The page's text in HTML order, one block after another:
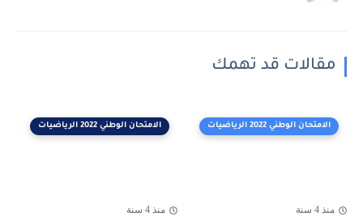
مقالات قد تهمك
الامتحان الوطني 2022 الرياضيات
منذ 4 سنة
الامتحان الوطني 2022 الرياضيات
منذ 4 سنة